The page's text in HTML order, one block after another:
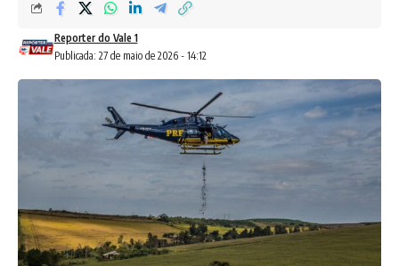
Publicada: 27 de maio de 2026 - 14:12
Reporter do Vale 1